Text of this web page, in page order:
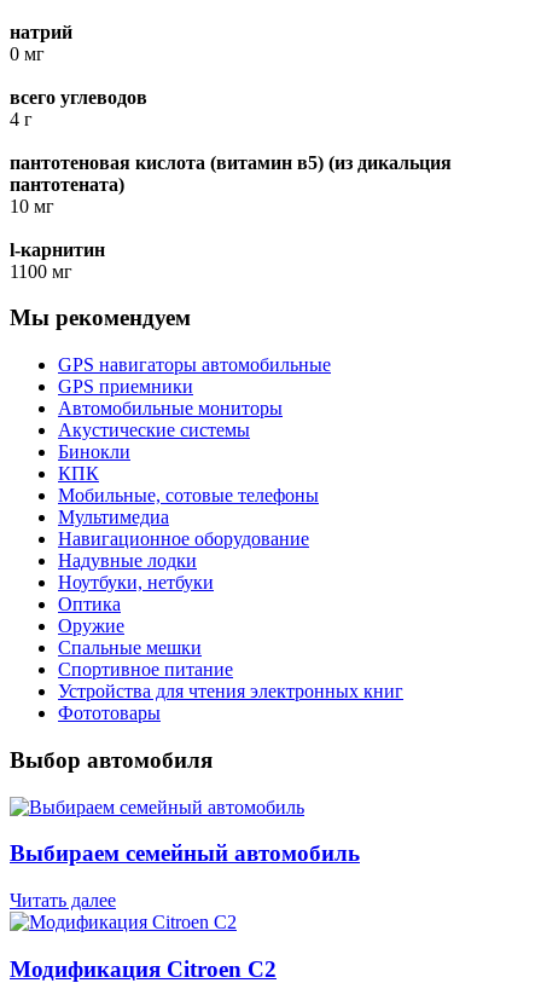
натрий
0 мг
всего углеводов
4 г
пантотеновая кислота (витамин в5) (из дикальция
пантотената)
10 мг
l-карнитин
1100 мг
Мы рекомендуем
GPS навигаторы автомобильные
GPS приемники
Автомобильные мониторы
Акустические системы
Бинокли
КПК
Мобильные, сотовые телефоны
Мультимедиа
Навигационное оборудование
Надувные лодки
Ноутбуки, нетбуки
Оптика
Оружие
Спальные мешки
Спортивное питание
Устройства для чтения электронных книг
Фототовары
Выбор автомобиля
Выбираем семейный автомобиль
Читать далее
Модификация Citroen С2